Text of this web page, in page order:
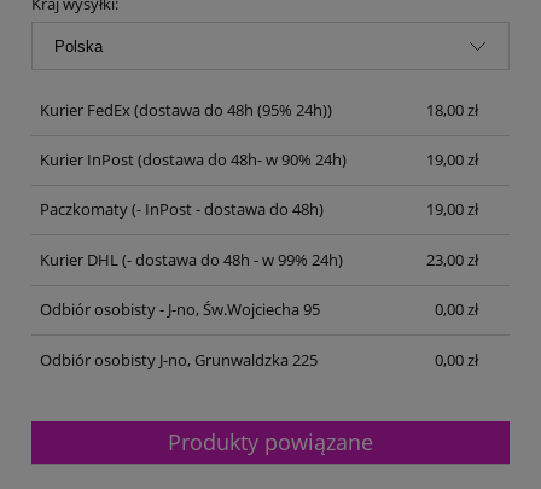
Kurier FedEx(dostawa do 48h (95% 24h)) 18,00 zł
Kurier InPost(dostawa do 48h- w 90% 24h) 19,00 zł
Paczkomaty(- InPost - dostawa do 48h) 19,00 zł
Kurier DHL(- dostawa do 48h - w 99% 24h) 23,00 zł
Odbiór osobisty - J-no, Św.Wojciecha 95 0,00 zł
Odbiór osobisty J-no, Grunwaldzka 225 0,00 zł
Produkty powiązane